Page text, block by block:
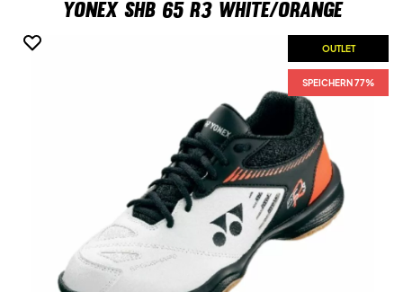
Yonex SHB 65 R3 White/Orange
OUTLET
SPEICHERN 77%